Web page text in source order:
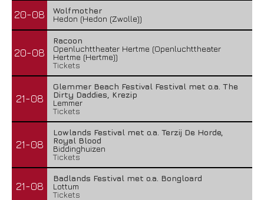
20-08
Wolfmother
Hedon (Hedon (Zwolle))
20-08
Racoon
Openluchttheater Hertme (Openluchttheater
Hertme (Hertme))
Tickets
21-08
Glemmer Beach Festival Festival met o.a. The
Dirty Daddies, Krezip
Lemmer
Tickets
21-08
Lowlands Festival met o.a. Terzij De Horde,
Royal Blood
Biddinghuizen
Tickets
21-08
Badlands Festival met o.a. Bongloard
Lottum
Tickets